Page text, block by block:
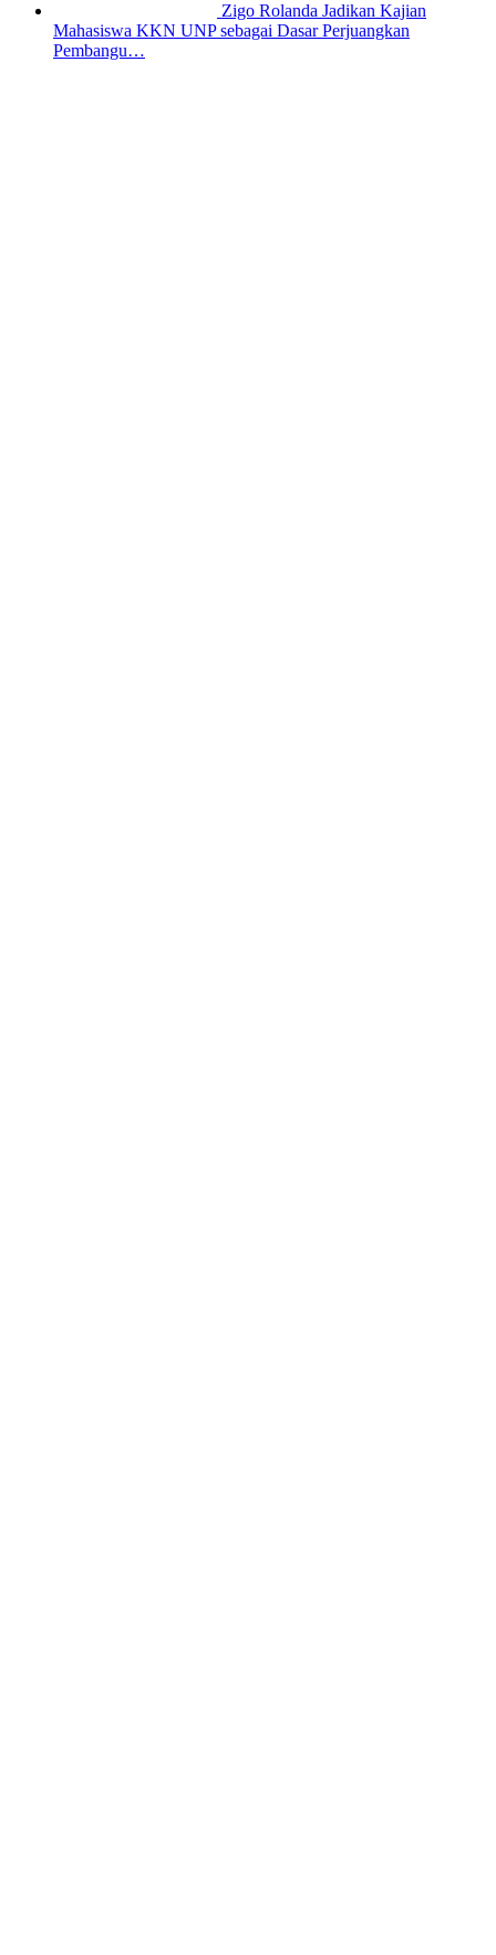
Zigo Rolanda Jadikan Kajian
Mahasiswa KKN UNP sebagai Dasar Perjuangkan
Pembangu…